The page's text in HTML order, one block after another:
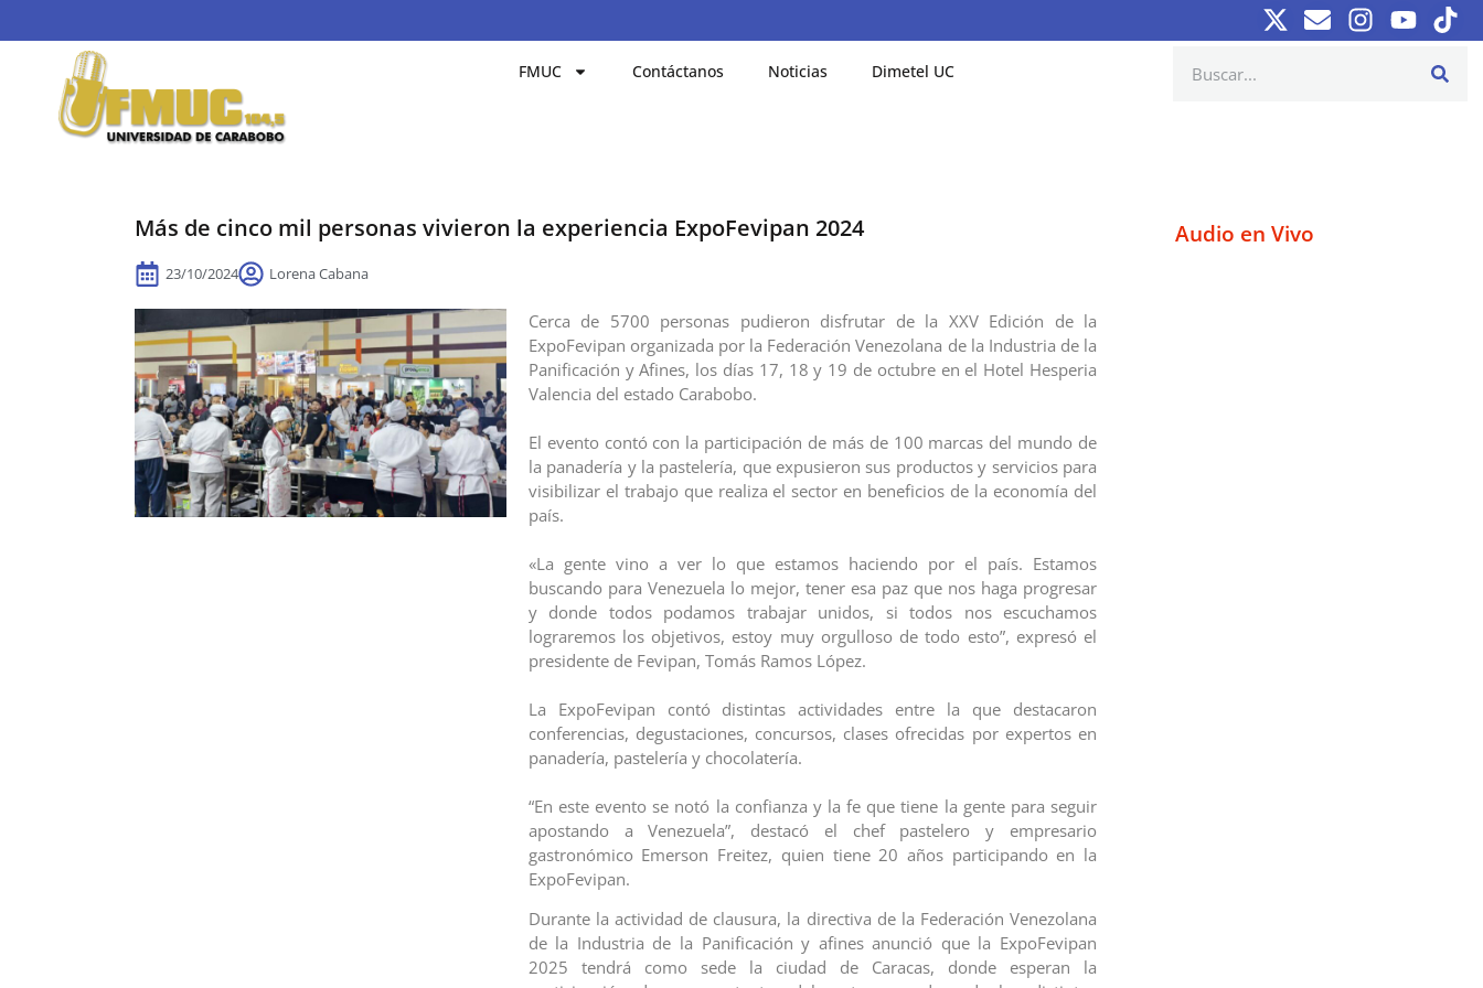
FMUC Contáctanos Noticias Dimetel UC
Más de cinco mil personas vivieron la experiencia ExpoFevipan 2024
23/10/2024 Lorena Cabana
Cerca de 5700 personas pudieron disfrutar de la XXV Edición de la
ExpoFevipan organizada por la Federación Venezolana de la Industria de la
Panificación y Afines, los días 17, 18 y 19 de octubre en el Hotel Hesperia
Valencia del estado Carabobo.
El evento contó con la participación de más de 100 marcas del mundo de
la panadería y la pastelería, que expusieron sus productos y servicios para
visibilizar el trabajo que realiza el sector en beneficios de la economía del
país.
«La gente vino a ver lo que estamos haciendo por el país. Estamos
buscando para Venezuela lo mejor, tener esa paz que nos haga progresar
y donde todos podamos trabajar unidos, si todos nos escuchamos
lograremos los objetivos, estoy muy orgulloso de todo esto”, expresó el
presidente de Fevipan, Tomás Ramos López.
La ExpoFevipan contó distintas actividades entre la que destacaron
conferencias, degustaciones, concursos, clases ofrecidas por expertos en
panadería, pastelería y chocolatería.
“En este evento se notó la confianza y la fe que tiene la gente para seguir
apostando a Venezuela”, destacó el chef pastelero y empresario
gastronómico Emerson Freitez, quien tiene 20 años participando en la
ExpoFevipan.
Durante la actividad de clausura, la directiva de la Federación Venezolana
de la Industria de la Panificación y afines anunció que la ExpoFevipan
2025 tendrá como sede la ciudad de Caracas, donde esperan la
Audio en Vivo